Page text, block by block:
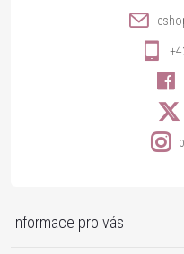
Informace pro vás